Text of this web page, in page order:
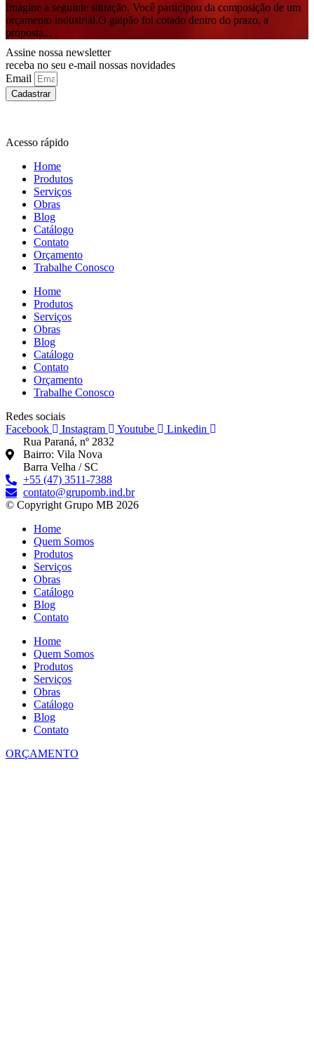
Imagine a seguinte situação. Você participou da composição de um
orçamento industrial.O galpão foi cotado dentro do prazo, a
proposta...
Assine nossa newsletter
receba no seu e-mail nossas novidades
Email
Cadastrar
Acesso rápido
Home
Produtos
Serviços
Obras
Blog
Catálogo
Contato
Orçamento
Trabalhe Conosco
Home
Produtos
Serviços
Obras
Blog
Catálogo
Contato
Orçamento
Trabalhe Conosco
Redes sociais
Facebook
Instagram Youtube
Linkedin
Rua Paraná, nº 2832
Bairro: Vila Nova
Barra Velha / SC
+55 (47) 3511-7388
contato@grupomb.ind.br
© Copyright Grupo MB 2026
Home
Quem Somos
Produtos
Serviços
Obras
Catálogo
Blog
Contato
Home
Quem Somos
Produtos
Serviços
Obras
Catálogo
Blog
Contato
ORÇAMENTO